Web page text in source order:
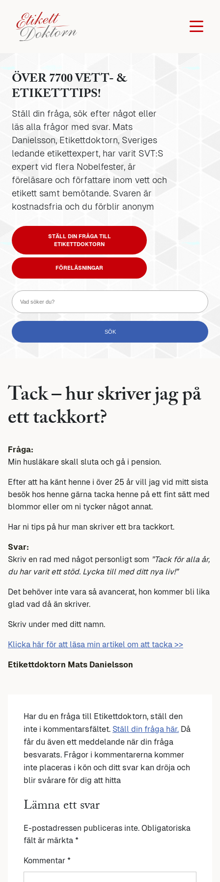
ÖVER 7700 VETT- &
ETIKETTTIPS!
Ställ din fråga, sök efter något eller
läs alla frågor med svar. Mats
Danielsson, Etikettdoktorn, Sveriges
ledande etikettexpert, har varit SVT:S
expert vid flera Nobelfester, är
föreläsare och författare inom vett och
etikett samt bemötande. Svaren är
kostnadsfria och du förblir anonym
STÄLL DIN FRÅGA TILL
ETIKETTDOKTORN
FÖRELÄSNINGAR
Tack – hur skriver jag på
ett tackkort?
Fråga:
Min husläkare skall sluta och gå i pension.
Efter att ha känt henne i över 25 år vill jag vid mitt sista
besök hos henne gärna tacka henne på ett fint sätt med
blommor eller om ni tycker något annat.
Har ni tips på hur man skriver ett bra tackkort.
Svar:
Skriv en rad med något personligt som ”Tack för alla år,
du har varit ett stöd. Lycka till med ditt nya liv!”
Det behöver inte vara så avancerat, hon kommer bli lika
glad vad då än skriver.
Skriv under med ditt namn.
Klicka här för att läsa min artikel om att tacka >>
Etikettdoktorn Mats Danielsson
Har du en fråga till Etikettdoktorn, ställ den
inte i kommentarsfältet. Ställ din fråga här. Då
får du även ett meddelande när din fråga
besvarats. Frågor i kommentarerna kommer
inte placeras i kön och ditt svar kan dröja och
blir svårare för dig att hitta
Lämna ett svar
E-postadressen publiceras inte. Obligatoriska
fält är märkta *
Kommentar *